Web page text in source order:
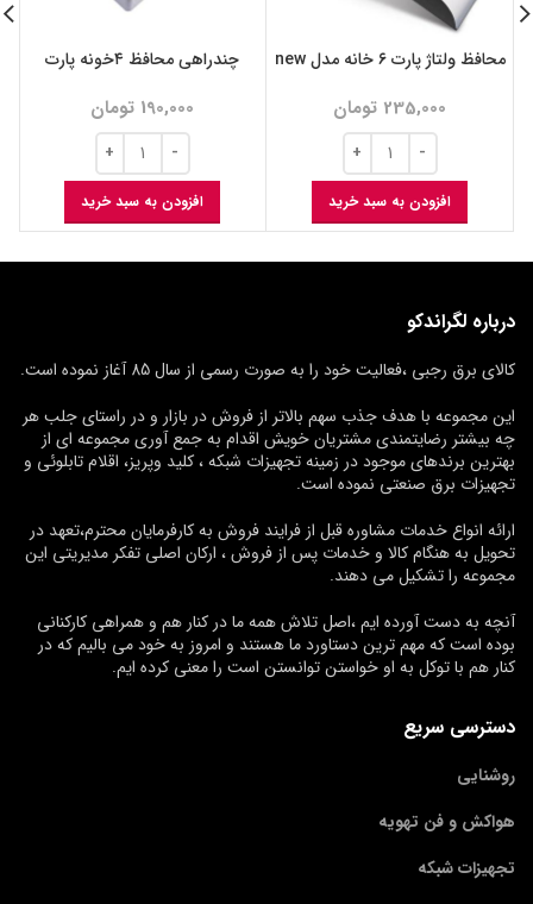
محافظ ولتاژ پارت ۶ خانه مدل new
235,000 تومان
افزودن به سبد خرید
چندراهی محافظ ۴خونه پارت
190,000 تومان
افزودن به سبد خرید
درباره لگراندکو
کالای برق رجبی ،فعالیت خود را به صورت رسمی از سال 85 آغاز نموده است.
این مجموعه با هدف جذب سهم بالاتر از فروش در بازار و در راستای جلب هر
چه بیشتر رضایتمندی مشتریان خویش اقدام به جمع آوری مجموعه ای از
بهترین برندهای موجود در زمینه تجهیزات شبکه ، کلید وپریز، اقلام تابلوئی و
تجهیزات برق صنعتی نموده است.
ارائه انواع خدمات مشاوره قبل از فرایند فروش به کارفرمایان محترم،تعهد در
تحویل به هنگام کالا و خدمات پس از فروش ، ارکان اصلی تفکر مدیریتی این
مجموعه را تشکیل می دهند.
آنچه به دست آورده ایم ،اصل تلاش همه ما در کنار هم و همراهی کارکنانی
بوده است که مهم ترین دستاورد ما هستند و امروز به خود می بالیم که در
کنار هم با توکل به او خواستن توانستن است را معنی کرده ایم.
دسترسی سریع
روشنایی
هواکش و فن تهویه
تجهیزات شبکه